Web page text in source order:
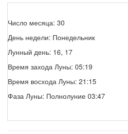
Число месяца: 30
День недели: Понедельник
Лунный день: 16, 17
Время захода Луны: 05:19
Время восхода Луны: 21:15
Фаза Луны: Полнолуние 03:47